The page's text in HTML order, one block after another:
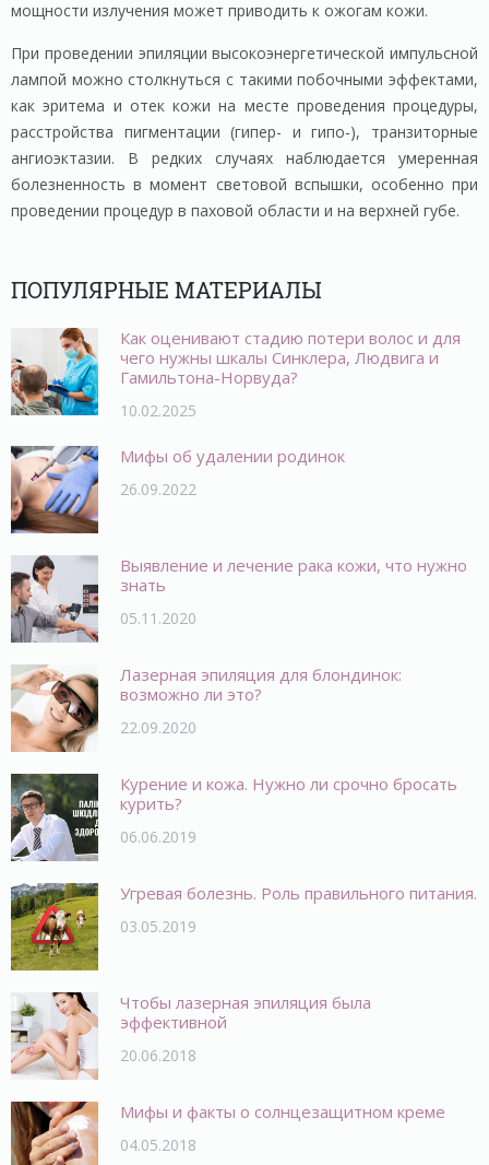
мощности излучения может приводить к ожогам кожи.
При проведении эпиляции высокоэнергетической импульсной
лампой можно столкнуться с такими побочными эффектами,
как эритема и отек кожи на месте проведения процедуры,
расстройства пигментации (гипер- и гипо-), транзиторные
ангиоэктазии. В редких случаях наблюдается умеренная
болезненность в момент световой вспышки, особенно при
проведении процедур в паховой области и на верхней губе.
ПОПУЛЯРНЫЕ МАТЕРИАЛЫ
Как оценивают стадию потери волос и для
чего нужны шкалы Синклера, Людвига и
Гамильтона-Норвуда?
10.02.2025
Мифы об удалении родинок
26.09.2022
Выявление и лечение рака кожи, что нужно
знать
05.11.2020
Лазерная эпиляция для блондинок:
возможно ли это?
22.09.2020
Курение и кожа. Нужно ли срочно бросать
курить?
06.06.2019
Угревая болезнь. Роль правильного питания.
03.05.2019
Чтобы лазерная эпиляция была
эффективной
20.06.2018
Мифы и факты о солнцезащитном креме
04.05.2018